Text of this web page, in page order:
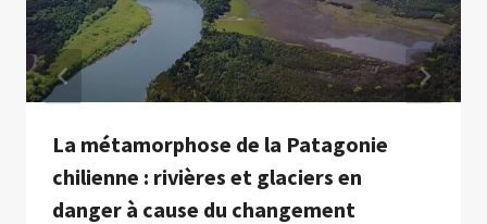
La métamorphose de la Patagonie
chilienne : rivières et glaciers en
danger à cause du changement